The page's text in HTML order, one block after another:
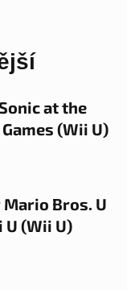
at the
(Wii U)
Mario Bros. U
U (Wii U)